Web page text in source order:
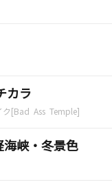
カラ
ク[Bad Ass Temple]
海峡・冬景色